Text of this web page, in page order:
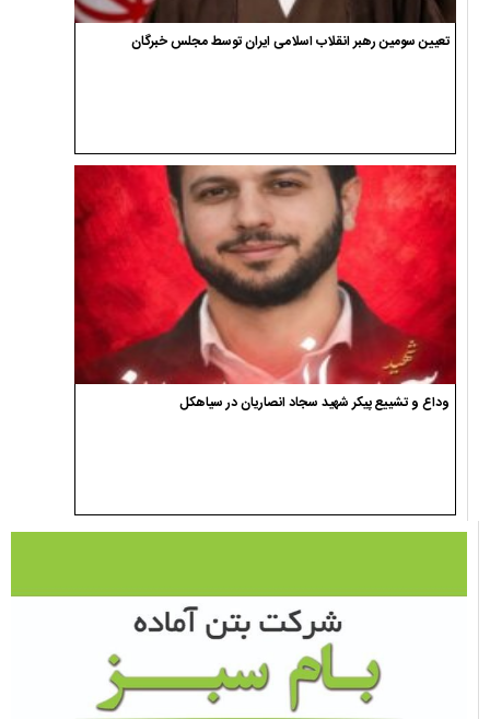
تعیین سومین رهبر انقلاب اسلامی ایران توسط مجلس خبرگان
وداع و تشییع پیکر شهید سجاد انصاریان در سیاهکل